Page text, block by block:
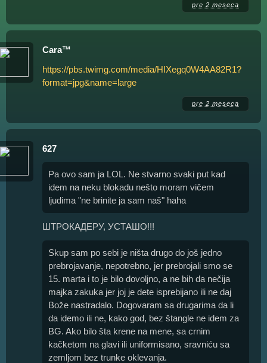
pre 2 meseca
Cara™
https://pbs.twimg.com/media/HIXegq0W4AA82R1?
format=jpg&name=large
pre 2 meseca
627
Pa ovo sam ja LOL. Ne stvarno svaki put kad
idem na neku blokadu nešto moram vičem
ljudima "ne brinite ja sam naš" haha
ШТРОКАДЕРУ, УСТАШО!!!
Skup sam po sebi je ništa drugo do još jedno
prebrojavanje, nepotrebno, jer prebrojali smo se
15. marta i to je bilo dovoljno, a ne bih da nečija
majka zakuka jer joj je dete isprebijano ili ne daj
Bože nastradalo. Dogovaram sa drugarima da li
da idemo ili ne, kako god, bez štangle ne idem za
BG. Ako bilo šta krene na mene, sa crnim
kačketom na glavi ili uniformisano, sravniću sa
zemljom bez trunke oklevanja.